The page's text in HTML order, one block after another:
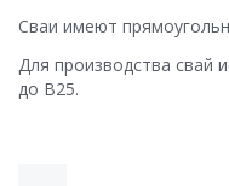
Сваи имеют
Для производства свай
до В25.